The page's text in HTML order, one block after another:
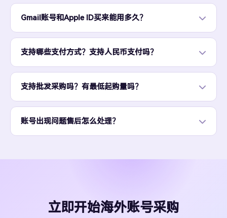
Gmail账号和Apple ID买来能用多久？
支持哪些支付方式？支持人民币支付吗？
支持批发采购吗？有最低起购量吗？
账号出现问题售后怎么处理？
立即开始海外账号采购